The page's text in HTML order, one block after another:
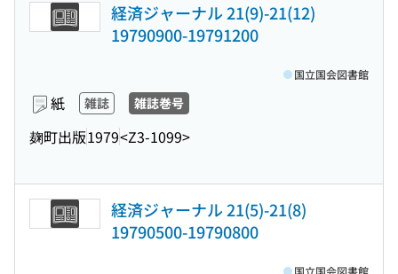
経済ジャーナル 21(9)-21(12)
19790900-19791200
紙 雑誌 雑誌巻号
麹町出版1979<Z3-1099>
国立国会図書館
経済ジャーナル 21(5)-21(8)
19790500-19790800
国立国会図書館